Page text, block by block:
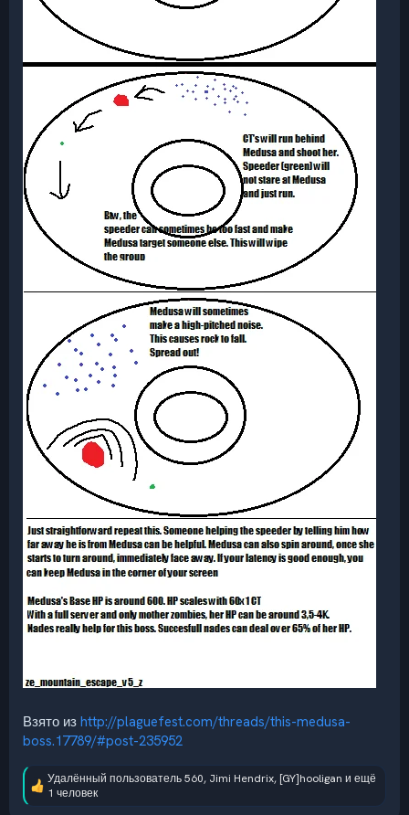
Взято из http://plaguefest.com/threads/this-medusa-
boss.17789/#post-235952
Р
е
Удалённый пользователь 560, Jimi Hendrix, [GY]hooligan и ещё
1 человек